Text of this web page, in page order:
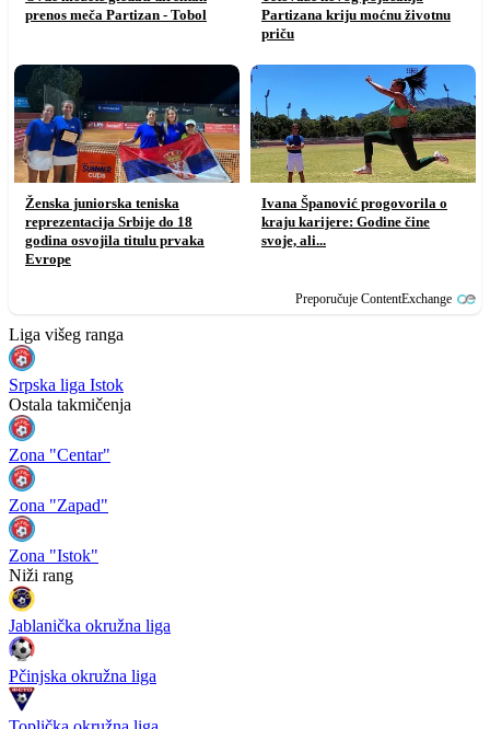
prenos meča Partizan - Tobol
Partizana kriju moćnu životnu
priču
Ženska juniorska teniska
reprezentacija Srbije do 18
godina osvojila titulu prvaka
Evrope
Ivana Španović progovorila o
kraju karijere: Godine čine
svoje, ali...
Preporučuje ContentExchange
Liga višeg ranga
Srpska liga Istok
Ostala takmičenja
Zona "Centar"
Zona "Zapad"
Zona "Istok"
Niži rang
Jablanička okružna liga
Pčinjska okružna liga